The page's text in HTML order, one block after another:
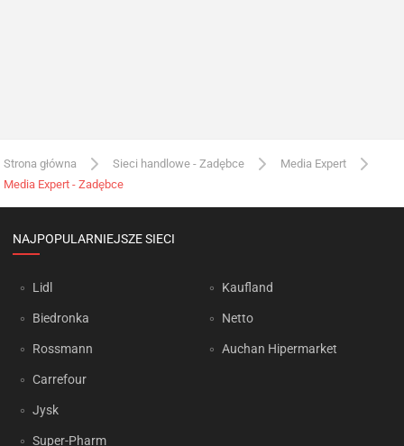
Strona główna Sieci handlowe - Zadębce
Media Expert
Media Expert - Zadębce
NAJPOPULARNIEJSZE SIECI
Lidl
Biedronka
Rossmann
Carrefour
Jysk
Super-Pharm
Kaufland
Netto
Auchan Hipermarket